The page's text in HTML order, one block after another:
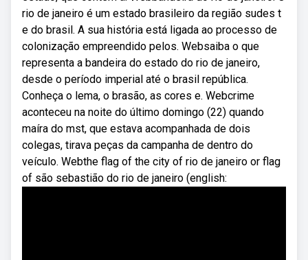
rio de janeiro é um estado brasileiro da região sudes t
e do brasil. A sua história está ligada ao processo de
colonização empreendido pelos. Websaiba o que
representa a bandeira do estado do rio de janeiro,
desde o período imperial até o brasil república.
Conheça o lema, o brasão, as cores e. Webcrime
aconteceu na noite do último domingo (22) quando
maíra do mst, que estava acompanhada de dois
colegas, tirava peças da campanha de dentro do
veículo. Webthe flag of the city of rio de janeiro or flag
of são sebastião do rio de janeiro (english: